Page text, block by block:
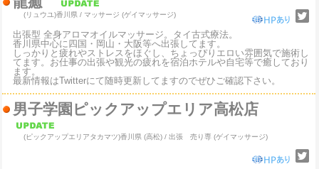
(リュウユ)香川県 / マッサージ (ゲイマッサージ)
出張型 全身アロマオイルマッサージ。タイ古式療法。
香川県中心に四国・岡山・大阪等へ出張してます。
しっかりと疲れやストレスをほぐし、ちょっぴりエロい雰囲気で施術し
てます。お仕事の出張や観光の疲れを宿泊ホテルや自宅等で癒しており
ます。
最新情報はTwitterにて随時更新してますのでぜひご確認下さい。
男子学園ピックアップエリア高松店
(ピックアップエリアタカマツ)香川県 (高松) / 出張 売り専 (ゲイマッサージ)